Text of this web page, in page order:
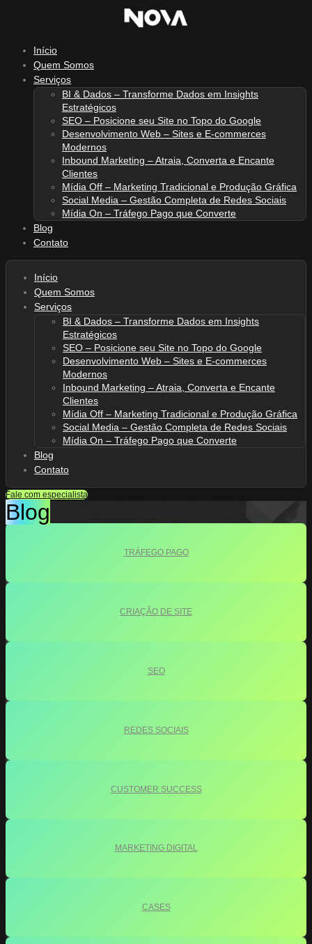
conteúdoInício
Quem Somos
Serviços
BI & Dados – Transforme Dados em Insights
Estratégicos
SEO – Posicione seu Site no Topo do Google
Desenvolvimento Web – Sites e E-commerces
Modernos
Inbound Marketing – Atraia, Converta e Encante
Clientes
Mídia Off – Marketing Tradicional e Produção Gráfica
Social Media – Gestão Completa de Redes Sociais
Mídia On – Tráfego Pago que Converte
Blog
Contato
Início
Quem Somos
Serviços
BI & Dados – Transforme Dados em Insights
Estratégicos
SEO – Posicione seu Site no Topo do Google
Desenvolvimento Web – Sites e E-commerces
Modernos
Inbound Marketing – Atraia, Converta e Encante
Clientes
Mídia Off – Marketing Tradicional e Produção Gráfica
Social Media – Gestão Completa de Redes Sociais
Mídia On – Tráfego Pago que Converte
Blog
Contato
Fale com especialista
Blog
TRÁFEGO PAGO
CRIAÇÃO DE SITE
SEO
REDES SOCIAIS
CUSTOMER SUCCESS
MARKETING DIGITAL
CASES